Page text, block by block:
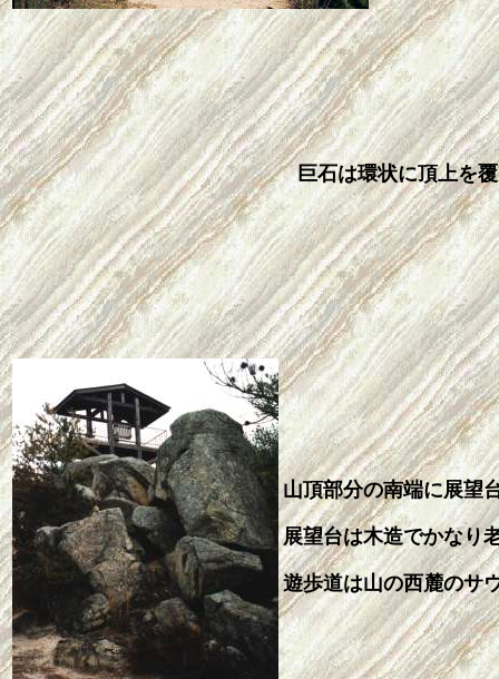
巨石は環状に頂上を
山頂部分の南端に展望
展望台は木造でかなり
遊歩道は山の西麓のサ